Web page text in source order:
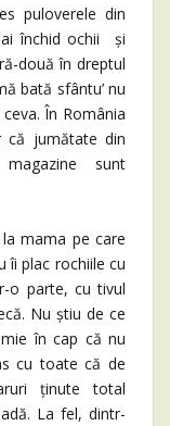
puloverele din
închid ochii și
două în dreptul
bată sfântu’ nu
În România
jumătate din
sunt
mama pe care
îi plac rochiile cu
o parte, cu tivul
Nu știu de ce
în cap că nu
cu toate că de
ținute total
La fel, dintr-